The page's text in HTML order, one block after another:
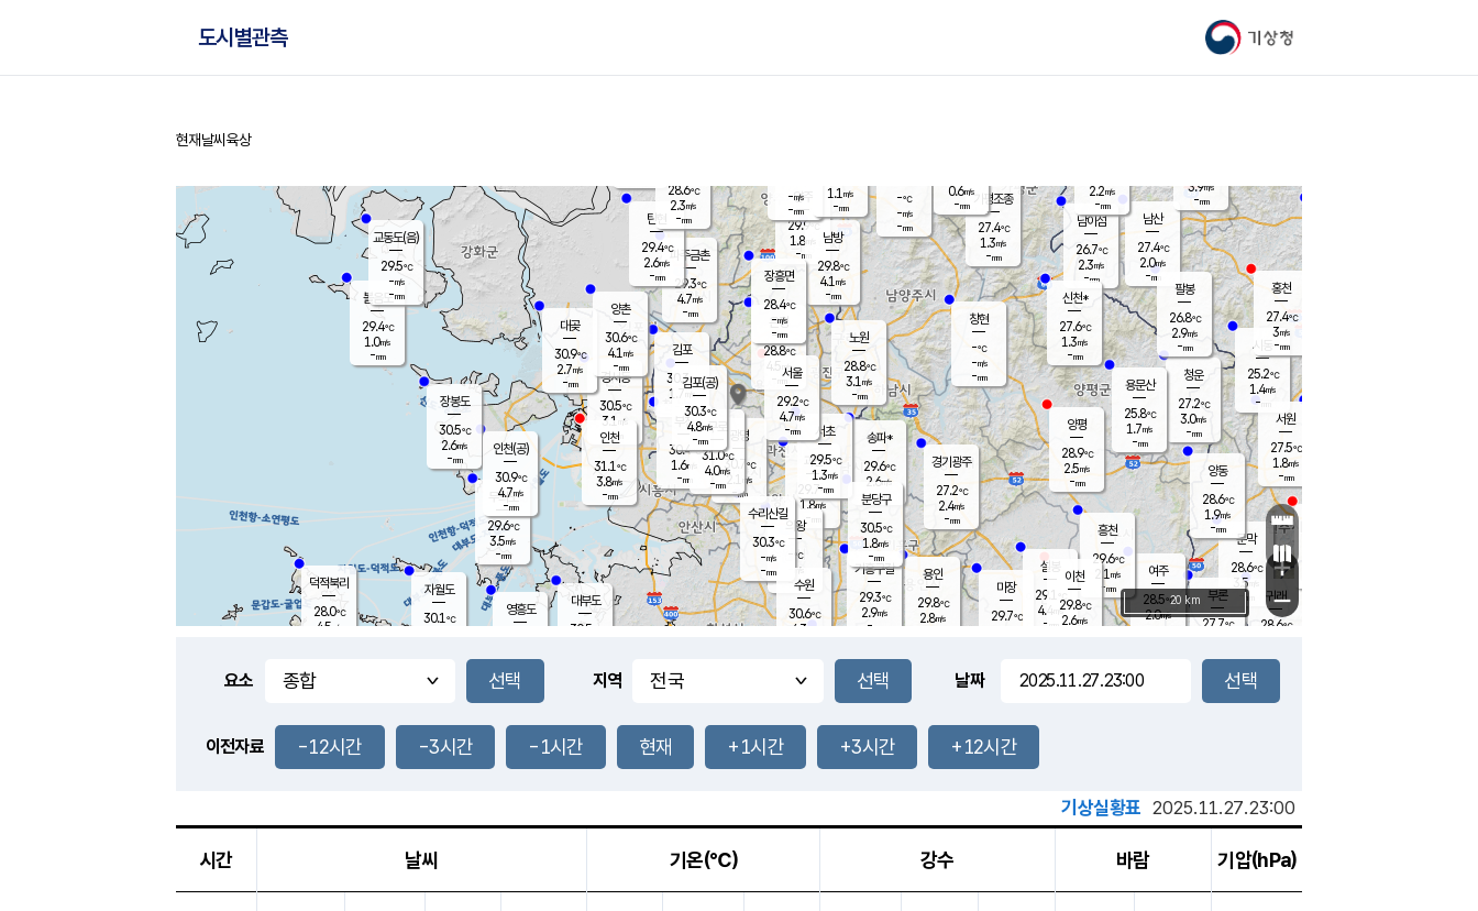
기상청
도시별관측
홈
현재날씨 육상
풍도
3.8m/s
문막
28.6℃
3.5m/s
mm
남이섬
26.7℃
2.3m/s
-mm
무의도
29.6℃
3.5m/s
-mm
영흥도
볼음도
29.4℃
1.0m/s
-mm
자월도
30.1℃
양주
29.9℃
1.8
-mm
부론
27.7℃
과천
29.7℃
1.8m/s
- mm
남산
27.4℃
2.0m/s
-mm
장봉도
30.5℃
2.6m/s
-mm
-mm
청운
27.2℃
3.0m/s
-mm
팔봉
26.8℃
2.9m/s
-mm
-mm
용인
29.8℃
2.8m/s
여주
28.5℃
2.0m/s
양동
28.6℃
1.9m/s
-mm
경기광주
27.2℃
2.4m/s
-mm
장호원
2.2m/s
-mm
30.3
℃
대부도
30.5
-
경서동
30.5℃
3.1 m/s
-mm
파주금촌
29.3℃
4.7m/s
-mm
가평조종
27.4℃
1.3m/s
-mm
-℃
-m/s
-mm
대곶
30.9℃
2.7m/s
-mm
신천*
27.6℃
1.3m/s
-mm
창현
-℃
-m/s
-mm
탄현
29.4℃
2.6m/s
-mm
0.6m/s
-mm
31.3℃
1.9m/s
-mm
흥천
29.6℃
2.1 m/s
-mm
마장
29.7℃
의왕
- ℃
m/s
mm
김포
30.3℃
1.7 m/s
mm
설봉
29.1
4.4 m/s
- mm
광명
30.7 ℃
2.1 m/s
-mm
부천
30.4℃
1.6m/s
-mm
-mm
양촌
30.6℃
4.1 m/s
-mm
구로
31.0℃
4.0m/s
-mm
은평
28.8℃
4.5 m/s
- mm
노원
28.8℃
3.1 m/s
-mm
송파*
29.6℃
2.6m/s
-mm
서초
29.5℃
1.3m/s
-mm
남방
29.8℃
4.1 m/s
-mm
기흥구갈
29.3℃
2.9m/s
-
수리산길
30.3℃
-m/s
-mm
분당구
30.5℃
1.8m/s
-mm
장흥면
28.4℃
-m/s
-mm
-m/s
-mm
시동
25.2℃
1.4m/s
- mm
귀래
28.6℃
서원
27.5℃
1.8m/s
-mm
용문산
25.8℃
1.7m/s
-mm
덕적북리
28.0℃
4.5 m/s
인천(공)
30.9℃
4.7m/s
-mm
김포(공)
30.3℃
4.8m/s
-mm
교동도(음)
29.5℃
-m/s
-mm
홍천
27.4℃
3m/s
-mm
이천
29.8℃
2.6m/s
양평
28.9℃
2.5m/s
-mm
수원
30.6℃
4.3 m/s
인천
31.1℃
3.8m/s
-mm
서울
29.2℃
4.7m/s
-mm
3.9m/s
-mm
28.6℃
2.3m/s
-mm
1.1 m/s
-mm
+
−
20 km
요소 지역 날짜
이전자료 -12시간 -3시간 -1시간 현재 +1시간 +3시간 +12시간
기상실황표 2025.11.27.23:00
시간 날씨 기온(℃) 강수 바람 기압(hPa)